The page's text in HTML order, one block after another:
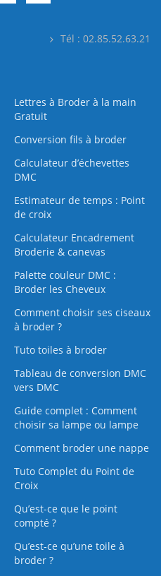
Tél : 02.85.52.63.21
Lettres à Broder à la main
Gratuit
Conversion fils à broder
Calculateur d’échevettes
DMC
Estimateur de temps : Point
de croix
Calculateur Encadrement
Broderie & canevas
Palette couleur DMC :
Broder les Cheveux
Comment choisir ses ciseaux
à broder ?
Tuto toiles à broder
Tableau de conversion DMC
vers DMC
Guide complet : Comment
choisir sa lampe ou lampe
Comment broder une nappe
Tuto Complet du Point de
Croix
Qu’est-ce que le point
compté ?
Qu’est‑ce qu’une toile à
broder ?